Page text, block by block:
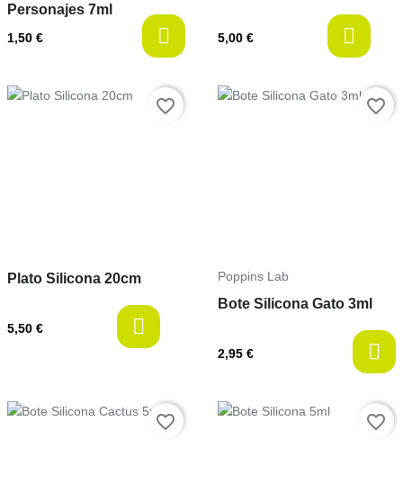
Personajes 7ml
1,50 € 5,00 €
Prix
Plato Silicona 20cm
5,50 € last-items
favorite_border Prix
Poppins Lab
Bote Silicona Gato 3ml
2,95 €
favorite_border
Prix favorite_border Prix favorite_border